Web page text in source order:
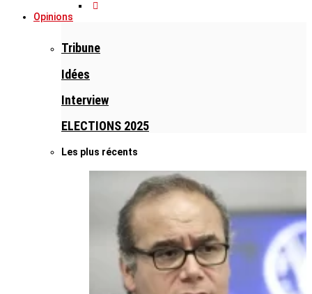
Opinions
Tribune
Idées
Interview
ELECTIONS 2025
Les plus récents